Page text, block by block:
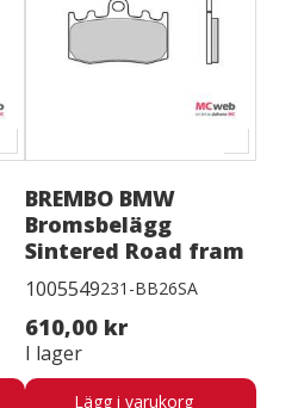
BREMBO BMW
Bromsbelägg
Sintered Road fram
1005549231-BB26SA
610,00 kr
I lager
Lägg i varukorg